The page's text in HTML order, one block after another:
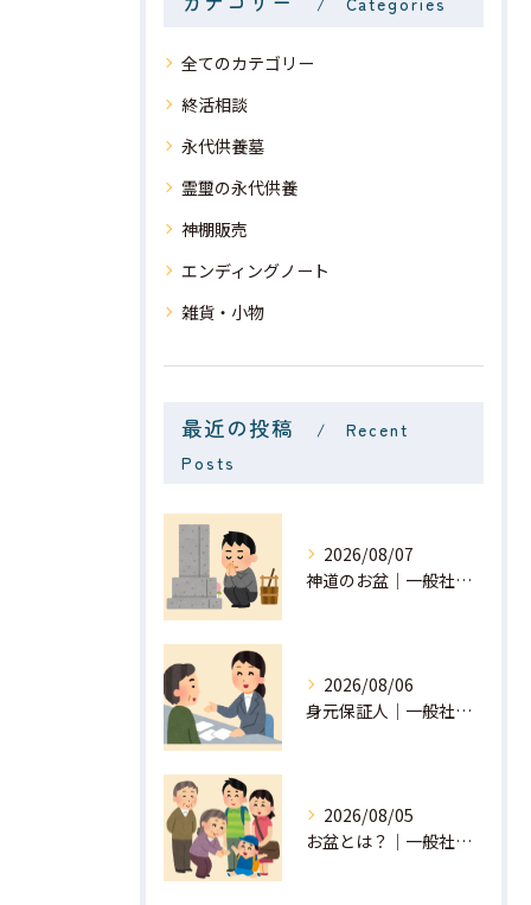
全てのカテゴリー
終活相談
永代供養墓
霊璽の永代供養
神棚販売
エンディングノート
雑貨・小物
最近の投稿
Recent
Posts
2026/08/07
神道のお盆｜一般社団法人 星月
2026/08/06
身元保証人｜一般社団法人 星月
2026/08/05
お盆とは？｜一般社団法人 星月